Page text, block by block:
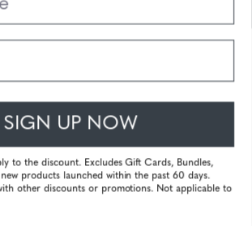
Powered byTecframe ERP
SIGN UP NOW
to the discount. Excludes Gift Cards, Bundles,
products launched within the past 60 days.
other discounts or promotions. Not applicable to